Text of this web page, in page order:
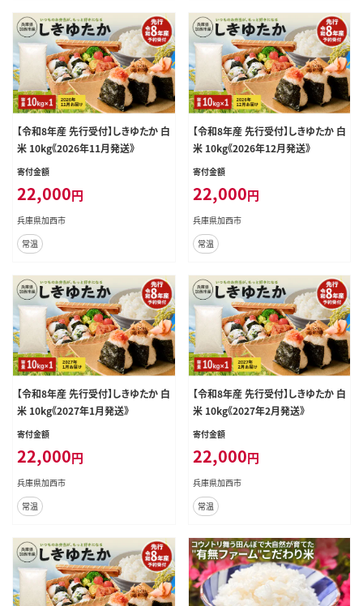
【令和8年産 先行受付】しきゆたか 白
米 10kg《2026年11月発送》
寄付金額
22,000円
兵庫県加西市
常温
【令和8年産 先行受付】しきゆたか 白
米 10kg《2026年12月発送》
寄付金額
22,000円
兵庫県加西市
常温
【令和8年産 先行受付】しきゆたか 白
米 10kg《2027年1月発送》
寄付金額
22,000円
兵庫県加西市
常温
【令和8年産 先行受付】しきゆたか 白
米 10kg《2027年2月発送》
寄付金額
22,000円
兵庫県加西市
常温